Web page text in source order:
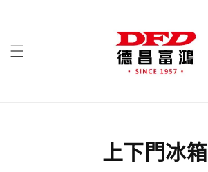
上下門冰箱